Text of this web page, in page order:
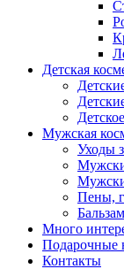
Детская
Мужская
Уходы
Пены,
Много
Подарочные
Контакты